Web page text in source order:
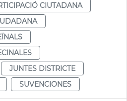
CIUTADANA
JUNTES DISTRICTE
SUVENCIONES